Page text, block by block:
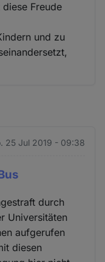
Freude
und zu
25 Jul 2019 - 09:38
durch
Universitäten
aufgerufen
diesen